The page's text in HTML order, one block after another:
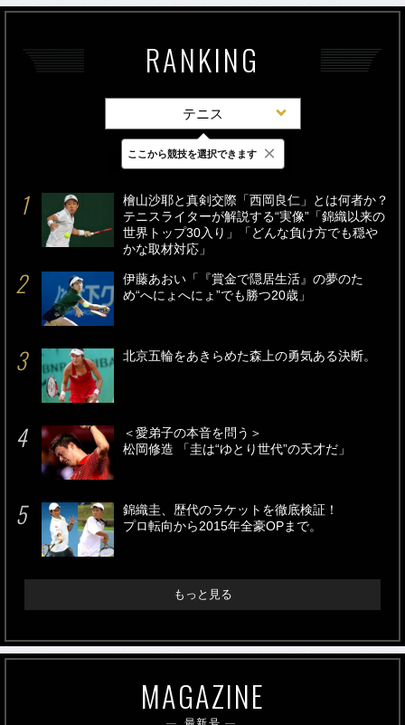
RANKING
テニス
最新 24時間 週間
檜山沙耶と真剣交際「西岡良仁」とは何者か？
テニスライターが解説する“実像”「錦織以来の
世界トップ30入り」「どんな負け方でも穏や
かな取材対応」
伊藤あおい「『賞金で隠居生活』の夢のた
め“へにょへにょ”でも勝つ20歳」
北京五輪をあきらめた森上の勇気ある決断。
＜愛弟子の本音を問う＞
松岡修造 「圭は“ゆとり世代”の天才だ」
錦織圭、歴代のラケットを徹底検証！
プロ転向から2015年全豪OPまで。
もっと見る
MAGAZINE
ここから競技を選択できます ×